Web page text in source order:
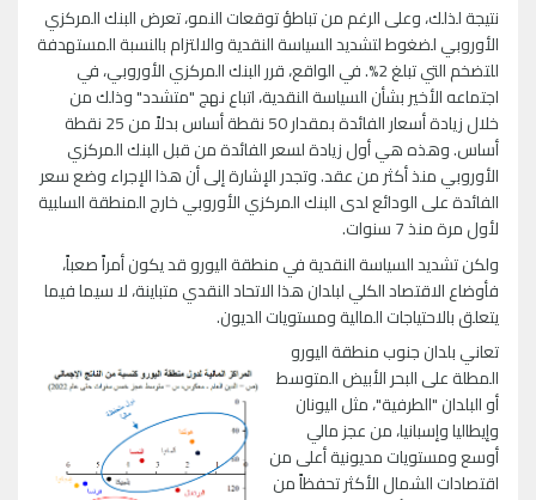
نتيجة لذلك، وعلى الرغم من تباطؤ توقعات النمو، تعرض البنك المركزي
الأوروبي لضغوط لتشديد السياسة النقدية والالتزام بالنسبة المستهدفة
للتضخم التي تبلغ 2%. في الواقع، قرر البنك المركزي الأوروبي، في
اجتماعه الأخير بشأن السياسة النقدية، اتباع نهج "متشدد" وذلك من
خلال زيادة أسعار الفائدة بمقدار 50 نقطة أساس بدلاً من 25 نقطة
أساس. وهذه هي أول زيادة لسعر الفائدة من قبل البنك المركزي
الأوروبي منذ أكثر من عقد. وتجدر الإشارة إلى أن هذا الإجراء وضع سعر
الفائدة على الودائع لدى البنك المركزي الأوروبي خارج المنطقة السلبية
لأول مرة منذ 7 سنوات.
ولكن تشديد السياسة النقدية في منطقة اليورو قد يكون أمراً صعباً،
فأوضاع الاقتصاد الكلي لبلدان هذا الاتحاد النقدي متباينة، لا سيما فيما
يتعلق بالاحتياجات المالية ومستويات الديون.
تعاني بلدان جنوب منطقة اليورو
المطلة على البحر الأبيض المتوسط
أو البلدان "الطرفية"، مثل اليونان
وإيطاليا وإسبانيا، من عجز مالي
أوسع ومستويات مديونية أعلى من
اقتصادات الشمال الأكثر تحفظاً من